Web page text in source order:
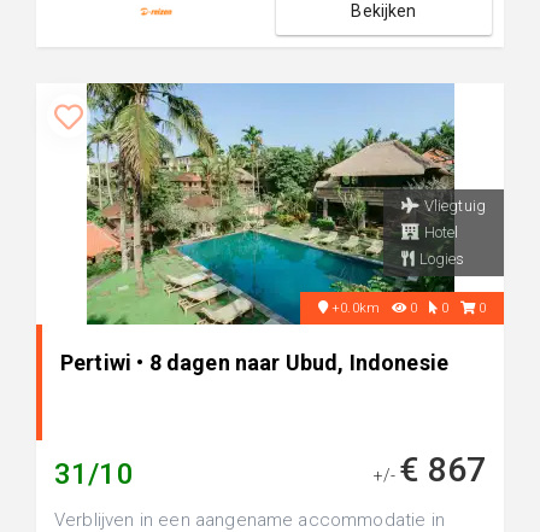
Bekijken
Vliegtuig
Hotel
Logies
+0.0km 0 0 0
Pertiwi • 8 dagen naar Ubud, Indonesie
31/10 +/- € 867
Verblijven in een aangename accommodatie in